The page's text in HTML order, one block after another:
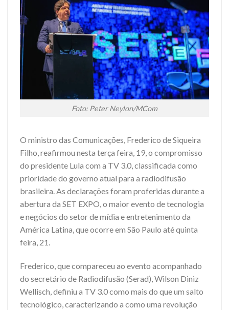
Foto: Peter Neylon/MCom
O ministro das Comunicações, Frederico de Siqueira
Filho, reafirmou nesta terça feira, 19, o compromisso
do presidente Lula com a TV 3.0, classificada como
prioridade do governo atual para a radiodifusão
brasileira. As declarações foram proferidas durante a
abertura da SET EXPO, o maior evento de tecnologia
e negócios do setor de mídia e entretenimento da
América Latina, que ocorre em São Paulo até quinta
feira, 21.
Frederico, que compareceu ao evento acompanhado
do secretário de Radiodifusão (Serad), Wilson Diniz
Wellisch, definiu a TV 3.0 como mais do que um salto
tecnológico, caracterizando a como uma revolução